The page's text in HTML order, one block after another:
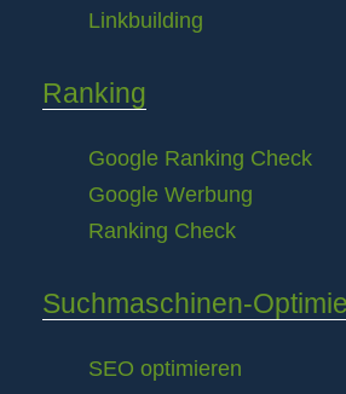
Linkbuilding
Ranking
Google Ranking Check
Google Werbung
Ranking Check
Suchmaschinen-
SEO optimieren